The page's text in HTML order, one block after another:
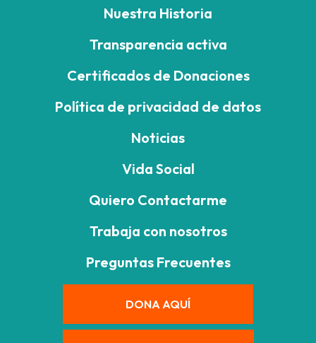
Nuestra Historia
Transparencia activa
Certificados de Donaciones
Política de privacidad de datos
Noticias
Vida Social
Quiero Contactarme
Trabaja con nosotros
Preguntas Frecuentes
DONA AQUÍ